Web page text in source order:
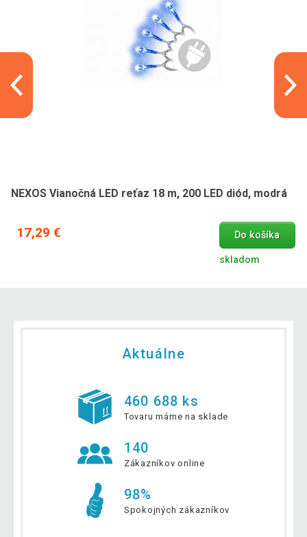
NEXOS Vianočná LED reťaz 18 m, 200 LED diód, modrá
17,29 € Do košíka
skladom
Aktuálne
460 688 ks
Tovaru máme na sklade
140
Zákazníkov online
98%
Spokojných zákazníkov